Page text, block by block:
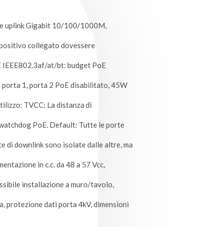
uplink Gigabit 10/100/1000M,
collegato dovessere
IEEE802.3af/at/bt: budget PoE
1, porta 2 PoE disabilitato, 45W
TVCC: La distanza di
PoE. Default: Tutte le porte
di downlink sono isolate dalle altre, ma
in c.c. da 48 a 57 Vcc,
installazione a muro/tavolo,
protezione dati porta 4kV, dimensioni